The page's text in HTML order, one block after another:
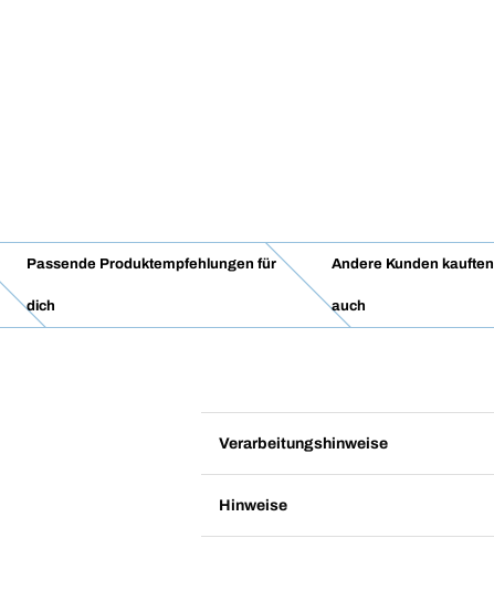
Passende Produktempfehlungen für
dich
Andere Kunden kauften
auch
Verarbeitungshinweise
Hinweise